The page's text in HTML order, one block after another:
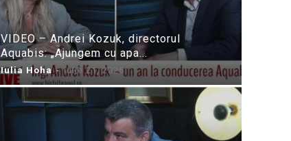
VIDEO – Andrei Kozuk, directorul
Aquabis: „Ajungem cu apa...
Iulia Hoha - iulie 21, 2026